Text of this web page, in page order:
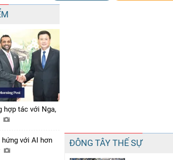
Chia sẻ
Facebook
hợp tác với Nga,
hứng với AI hơn
ĐÔNG TÂY THẾ SỰ